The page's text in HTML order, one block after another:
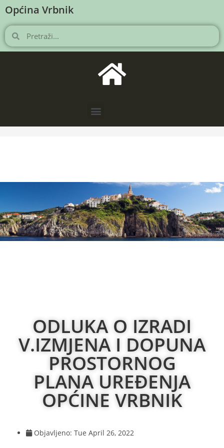
Općina Vrbnik
ODLUKA O IZRADI
V.IZMJENA I DOPUNA
PROSTORNOG
PLANA UREĐENJA
OPĆINE VRBNIK
Objavljeno:Tue April 26, 2022